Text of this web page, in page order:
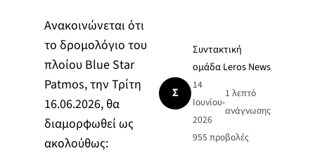
Ανακοινώνεται ότι
το δρομολόγιο του
πλοίου Blue Star
Patmos, την Τρίτη
16.06.2026, θα
διαμορφωθεί ως
ακολούθως:
Σ
Συντακτική
ομάδα Leros News
14
Ιουνίου
2026
•
1 λεπτό
ανάγνωσης
955 προβολές